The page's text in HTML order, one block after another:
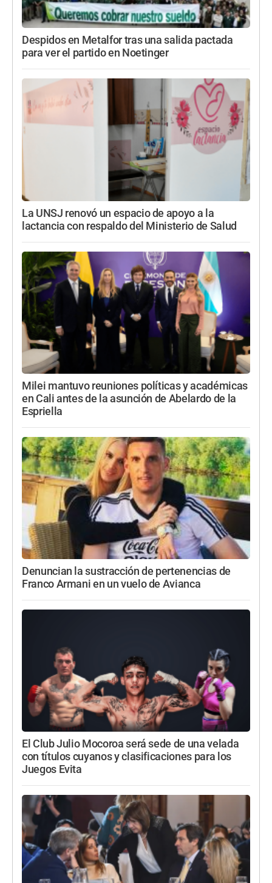
Despidos en Metalfor tras una salida pactada
para ver el partido en Noetinger
La UNSJ renovó un espacio de apoyo a la
lactancia con respaldo del Ministerio de Salud
Milei mantuvo reuniones políticas y académicas
en Cali antes de la asunción de Abelardo de la
Espriella
Denuncian la sustracción de pertenencias de
Franco Armani en un vuelo de Avianca
El Club Julio Mocoroa será sede de una velada
con títulos cuyanos y clasificaciones para los
Juegos Evita